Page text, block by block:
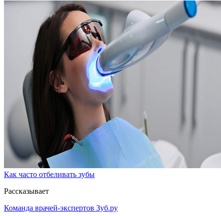
Как часто отбеливать зубы
Рассказывает
Команда врачей-экспертов Зуб.ру